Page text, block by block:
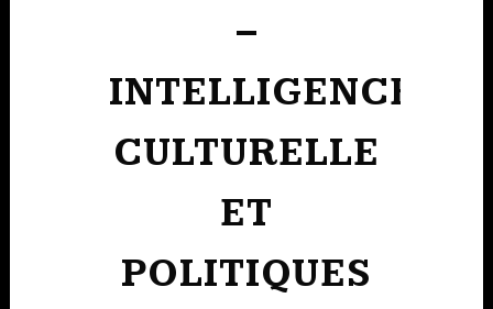
–
INTELLIGENCE
CULTURELLE
ET
POLITIQUES